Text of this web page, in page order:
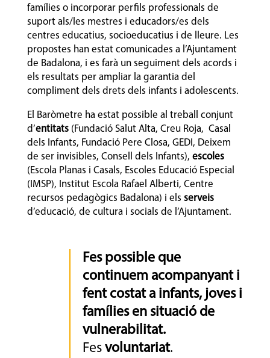
famílies o incorporar perfils professionals de
suport als/les mestres i educadors/es dels
centres educatius, socioeducatius i de lleure. Les
propostes han estat comunicades a l’Ajuntament
de Badalona, i es farà un seguiment dels acords i
els resultats per ampliar la garantia del
compliment dels drets dels infants i adolescents.
El Baròmetre ha estat possible al treball conjunt
d’entitats(Fundació Salut Alta, Creu Roja, Casal
dels Infants, Fundació Pere Closa, GEDI, Deixem
de ser invisibles, Consell dels Infants), escoles
(Escola Planas i Casals, Escoles Educació Especial
(IMSP), Institut Escola Rafael Alberti, Centre
recursos pedagògics Badalona) i els serveis
d’educació, de cultura i socials de l’Ajuntament.
Fes possible que
continuem acompanyant i
fent costat a infants, joves i
famílies en situació de
vulnerabilitat.
Fes voluntariat.